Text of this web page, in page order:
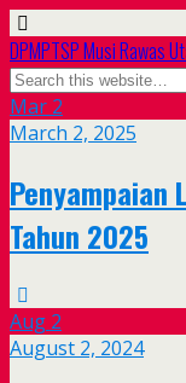
DPMPTSP Musi Rawas
Mar 2
March 2, 2025
Penyampaian
Tahun 2025
Aug 2
August 2, 2024